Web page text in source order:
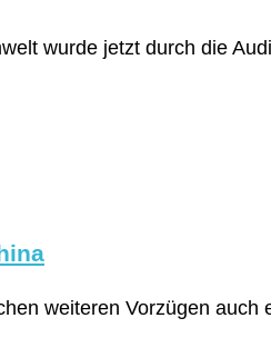
wurde jetzt durch die
weiteren Vorzügen auch